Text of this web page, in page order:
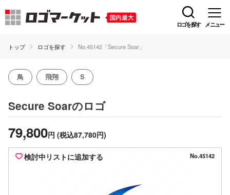
ロゴを探す メニュー
トップ ロゴを探す No.45142「Secure Soar」
鳥 飛翔 S
Secure Soarのロゴ
79,800円 (税込87,780円)
検討中リストに追加する No.45142